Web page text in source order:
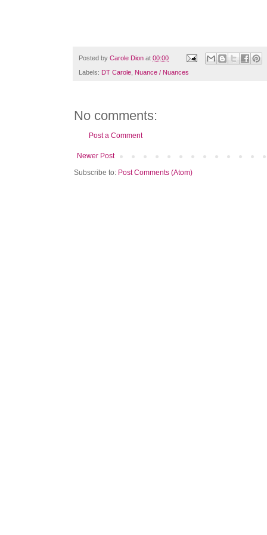
Posted by Carole Dion at 00:00
Labels: DT Carole Nuance / Nuances
No comments:
Post a Comment
Newer Post
Subscribe to: Post Comments (Atom)